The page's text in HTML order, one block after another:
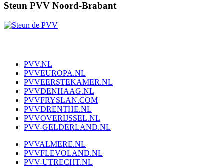
Steun PVV Noord-Brabant
PVV.NL
PVVEUROPA.NL
PVVEERSTEKAMER.NL
PVVDENHAAG.NL
PVVFRYSLAN.COM
PVVDRENTHE.NL
PVVOVERIJSSEL.NL
PVV-GELDERLAND.NL
PVVALMERE.NL
PVVFLEVOLAND.NL
PVV-UTRECHT.NL